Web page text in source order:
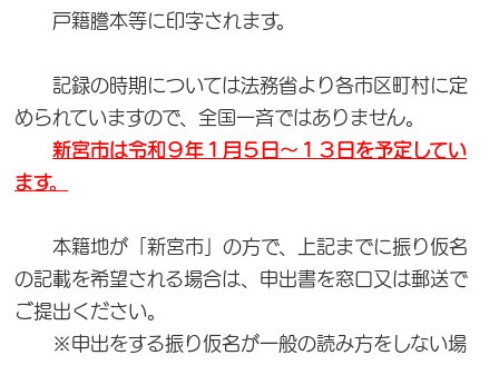
戸籍謄本等に印字されます。
記録の時期については法務省より各市区町村に定
められていますので、全国一斉ではありません。
新宮市は令和９年１月５日～１３日を予定してい
ます。
本籍地が「新宮市」の方で、上記までに振り仮名
の記載を希望される場合は、申出書を窓口又は郵送で
ご提出ください。
※申出をする振り仮名が一般の読み方をしない場